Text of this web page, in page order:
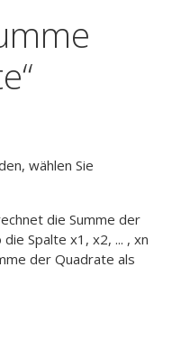
wählen Sie
die Summe der
Spalte x1, x2, ... , xn
der Quadrate als